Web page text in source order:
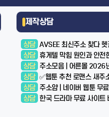
제작상담
상담 AVSEE 최신주소 찾다
상담
상담 주소모음 | 어른몰 2026
상담 ✅웹툰 추천 로맨스 새주
상담 주소얌 | 네이버 웹툰 무
상담 한국 드라마 무료 사이